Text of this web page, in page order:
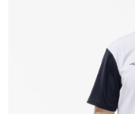
サッカー／フ
トレーニング